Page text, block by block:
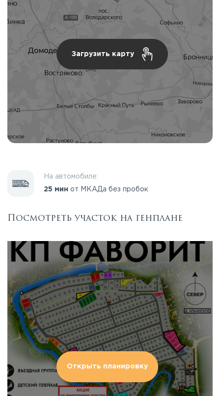
Загрузить карту
На автомобиле:
25 мин от МКАДа без пробок
Посмотреть участок на генплане
Открыть планировку